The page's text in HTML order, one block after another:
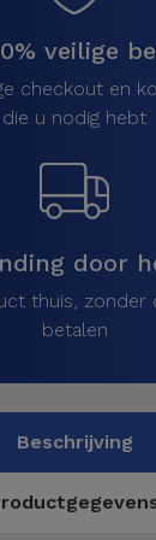
veilige
checkout en
die u nodig hebt
door
thuis, zonder
betalen
Beschrijving